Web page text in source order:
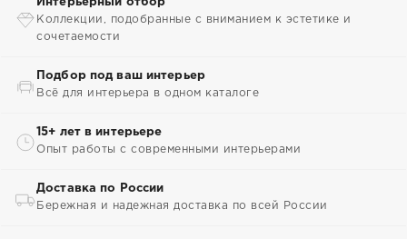
Интерьерный отбор
Коллекции, подобранные с вниманием к эстетике и
сочетаемости
Подбор под ваш интерьер
Всё для интерьера в одном каталоге
15+ лет в интерьере
Опыт работы с современными интерьерами
Доставка по России
Бережная и надежная доставка по всей России